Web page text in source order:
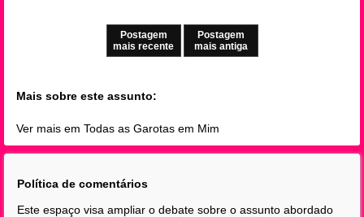
Postagem
mais recente
Postagem
mais antiga
Mais sobre este assunto:
Ver mais em Todas as Garotas em Mim
Política de comentários
Este espaço visa ampliar o debate sobre o assunto abordado